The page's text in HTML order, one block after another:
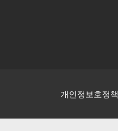
개인정보호정책